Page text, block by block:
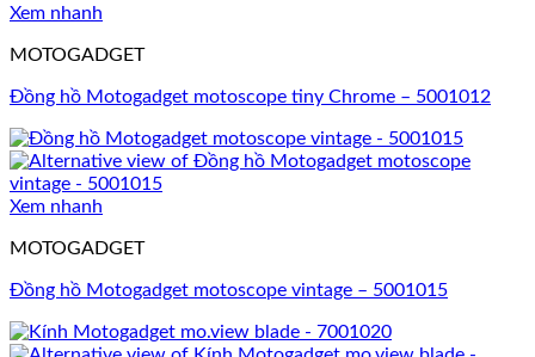
Xem nhanh
MOTOGADGET
Đồng hồ Motogadget motoscope tiny Chrome – 5001012
Xem nhanh
MOTOGADGET
Đồng hồ Motogadget motoscope vintage – 5001015